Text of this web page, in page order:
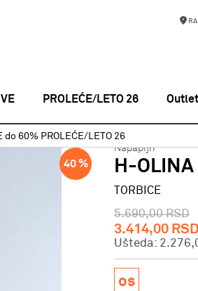
PROLEĆE/LETO 26 Outlet
do 60% PROLEĆE/LETO 26
40 %
Napapijri
H-
TORBICE
5.690,00 RSD
3.414,00 RSD
Ušteda:
os